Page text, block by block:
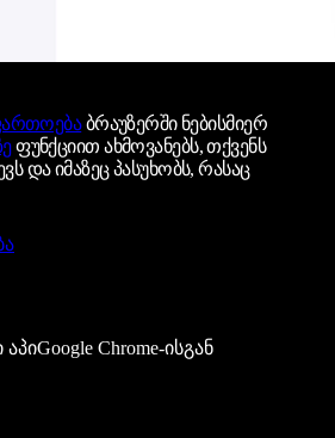
ბრაუზერში ნებისმიერ
ფუნქციით ახმოვანებს, თქვენს
და იმაზეც პასუხობს, რასაც
აპიGoogle Chrome-ისგან